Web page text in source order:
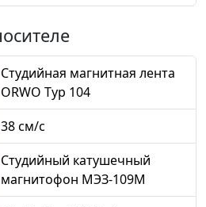
Студийная магнитная лента
ORWO Typ 104
38 см/с
Студийный катушечный
магнитофон МЭЗ-109М